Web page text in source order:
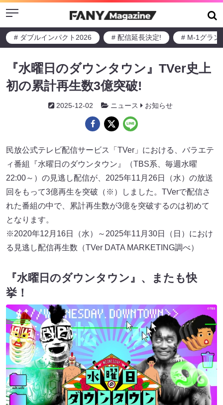
Menu
# ダブルインパクト2026 # 配信延長決定! # M-1グラン
『水曜日のダウンタウン』TVer史上
初の累計再生数3億突破!
2025-12-02 ニュース お知らせ
民放公式テレビ配信サービス「TVer」における、バラエテ
ィ番組『水曜日のダウンタウン』（TBS系、毎週水曜
22:00～）の見逃し配信が、2025年11月26日（水）の放送
回をもって3億再生を突破（※）しました。TVerで配信さ
れた番組の中で、累計再生数が3億を突破するのは初めて
となります。
※2020年12月16日（水）～2025年11月30日（日）におけ
る見逃し配信再生数（TVer DATA MARKETING調べ）
『水曜日のダウンタウン』、またも快
挙！